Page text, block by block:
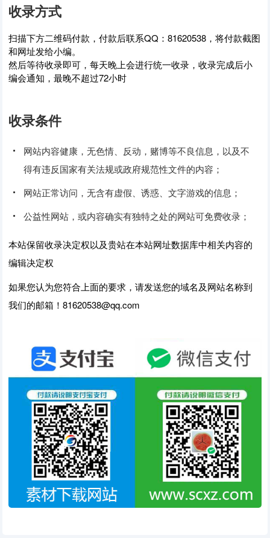
收录方式
扫描下方二维码付款，付款后联系QQ：81620538，将付款截图
和网址发给小编。
然后等待收录即可，每天晚上会进行统一收录，收录完成后小
编会通知，最晚不超过72小时
收录条件
网站内容健康，无色情、反动，赌博等不良信息，以及不
得有违反国家有关法规或政府规范性文件的内容；
网站正常访问，无含有虚假、诱惑、文字游戏的信息；
公益性网站，或内容确实有独特之处的网站可免费收录；
本站保留收录决定权以及贵站在本站网址数据库中相关内容的
编辑决定权
如果您认为您符合上面的要求，请发送您的域名及网站名称到
我们的邮箱！81620538@qq.com